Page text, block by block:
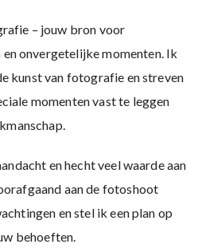
– jouw bron voor
onvergetelijke momenten. Ik
kunst van fotografie en streven
momenten vast te leggen
en hecht veel waarde aan
aan de fotoshoot
en stel ik een plan op
behoeften.